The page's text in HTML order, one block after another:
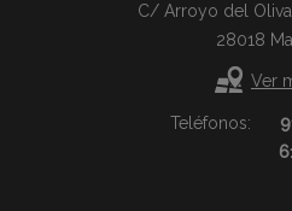
C/ Arroyo del
28018
Ver
Teléfonos: